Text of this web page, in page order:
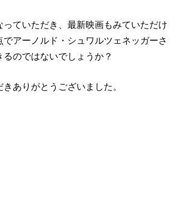
ていただき、最新映画もみていただけ
アーノルド・シュワルツェネッガーさ
のではないでしょうか？
ありがとうございました。